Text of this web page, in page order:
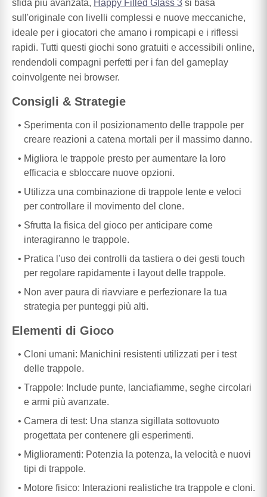
sfida più avanzata, Happy Filled Glass 3 si basa
sull'originale con livelli complessi e nuove meccaniche,
ideale per i giocatori che amano i rompicapi e i riflessi
rapidi. Tutti questi giochi sono gratuiti e accessibili online,
rendendoli compagni perfetti per i fan del gameplay
coinvolgente nei browser.
Consigli & Strategie
Sperimenta con il posizionamento delle trappole per
creare reazioni a catena mortali per il massimo danno.
Migliora le trappole presto per aumentare la loro
efficacia e sbloccare nuove opzioni.
Utilizza una combinazione di trappole lente e veloci
per controllare il movimento del clone.
Sfrutta la fisica del gioco per anticipare come
interagiranno le trappole.
Pratica l'uso dei controlli da tastiera o dei gesti touch
per regolare rapidamente i layout delle trappole.
Non aver paura di riavviare e perfezionare la tua
strategia per punteggi più alti.
Elementi di Gioco
Cloni umani: Manichini resistenti utilizzati per i test
delle trappole.
Trappole: Include punte, lanciafiamme, seghe circolari
e armi più avanzate.
Camera di test: Una stanza sigillata sottovuoto
progettata per contenere gli esperimenti.
Miglioramenti: Potenzia la potenza, la velocità e nuovi
tipi di trappole.
Motore fisico: Interazioni realistiche tra trappole e cloni.